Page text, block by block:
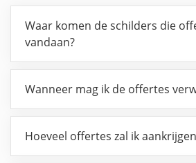
Waar komen de schilders die
vandaan?
Wanneer mag ik de offertes
Hoeveel offertes zal ik